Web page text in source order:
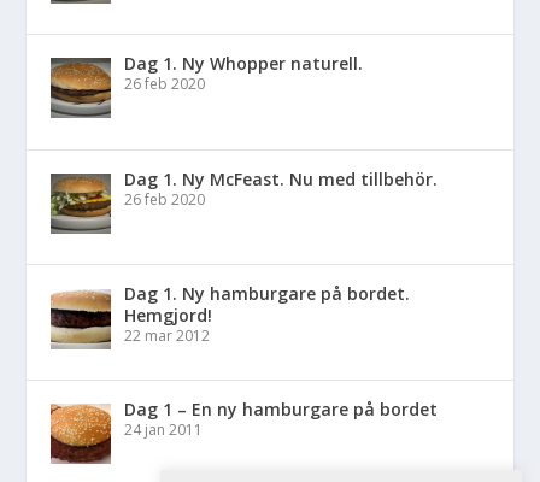
Dag 1. Ny Whopper naturell.
26 feb 2020
Dag 1. Ny McFeast. Nu med tillbehör.
26 feb 2020
Dag 1. Ny hamburgare på bordet.
Hemgjord!
22 mar 2012
Dag 1 – En ny hamburgare på bordet
24 jan 2011